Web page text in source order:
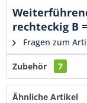
rechteckig B
Fragen zum
Zubehör 7
Ähnliche Artikel